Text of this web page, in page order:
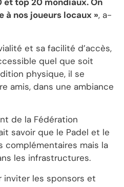
à nos joueurs locaux », a-
et sa facilité d’accès,
quel que soit
physique, il se
amis, dans une ambiance
de la Fédération
savoir que le Padel et le
mais la
les infrastructures.
inviter les sponsors et